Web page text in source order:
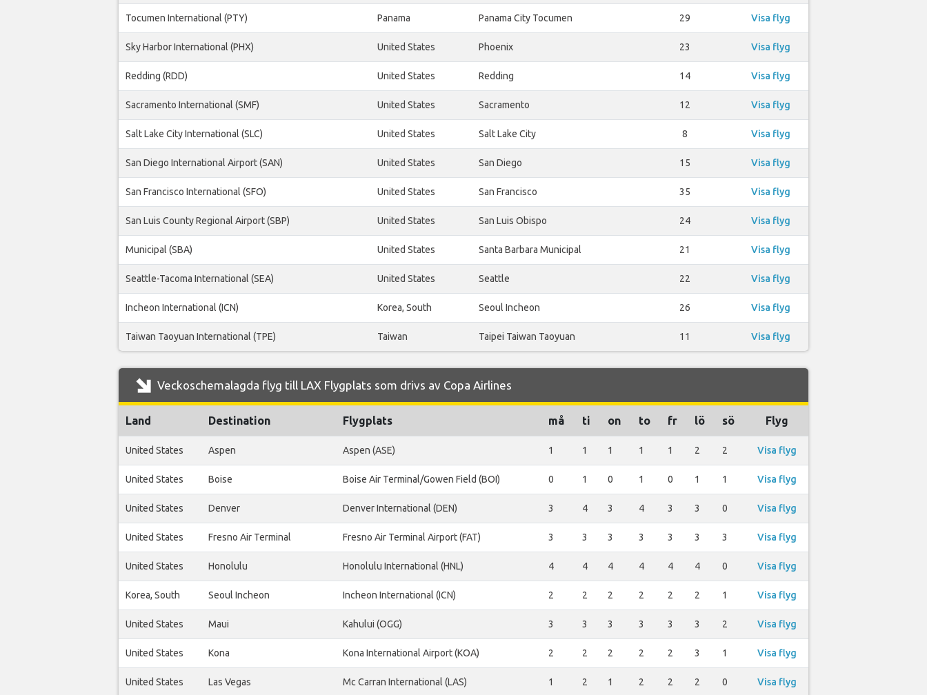
Tocumen International (PTY) Panama Panama City Tocumen 29 Visa flyg
Sky Harbor International (PHX) United States Phoenix 23 Visa flyg
Redding (RDD) United States Redding 14 Visa flyg
Sacramento International (SMF) United States Sacramento 12 Visa flyg
Salt Lake City International (SLC) United States Salt Lake City 8 Visa flyg
San Diego International Airport (SAN) United States San Diego 15 Visa flyg
San Francisco International (SFO) United States San Francisco 35 Visa flyg
San Luis County Regional Airport (SBP) United States San Luis Obispo 24 Visa flyg
Municipal (SBA) United States Santa Barbara Municipal 21 Visa flyg
Seattle-Tacoma International (SEA) United States Seattle 22 Visa flyg
Incheon International (ICN) Korea, South Seoul Incheon 26 Visa flyg
Taiwan Taoyuan International (TPE) Taiwan Taipei Taiwan Taoyuan 11 Visa flyg
Veckoschemalagda flyg till LAX Flygplats som drivs av Copa Airlines
Land Destination Flygplats må ti on to fr lö sö Flyg
United States Aspen Aspen (ASE) 1 1 1 1 1 2 2 Visa flyg
United States Boise Boise Air Terminal/Gowen Field (BOI) 0 1 0 1 0 1 1 Visa flyg
United States Denver Denver International (DEN) 3 4 3 4 3 3 0 Visa flyg
United States Fresno Air Terminal Fresno Air Terminal Airport (FAT) 3 3 3 3 3 3 3 Visa flyg
United States Honolulu Honolulu International (HNL) 4 4 4 4 4 4 0 Visa flyg
Korea, South Seoul Incheon Incheon International (ICN) 2 2 2 2 2 2 1 Visa flyg
United States Maui Kahului (OGG) 3 3 3 3 3 3 2 Visa flyg
United States Kona Kona International Airport (KOA) 2 2 2 2 2 3 1 Visa flyg
United States Las Vegas Mc Carran International (LAS) 1 2 1 2 2 2 0 Visa flyg